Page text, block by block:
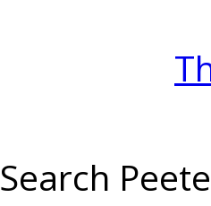
Search